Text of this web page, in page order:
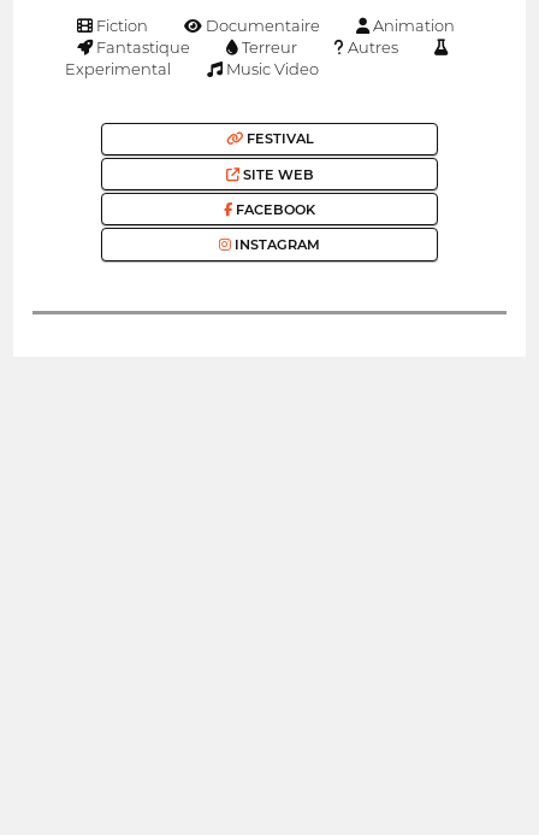
Fiction Documentaire
Animation
Fantastique
Terreur
Autres
Experimental
Music Video
FESTIVAL
SITE WEB
FACEBOOK
INSTAGRAM